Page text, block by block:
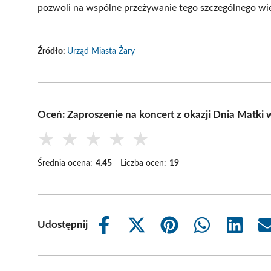
pozwoli na wspólne przeżywanie tego szczególnego
Źródło: Urząd Miasta Żary
Oceń: Zaproszenie na koncert z okazji Dnia Matki
★ ★ ★ ★ ★
Średnia ocena: 4.45 Liczba ocen: 19
Udostępnij
Share
Share
(Twitter)
Share
Share
Share